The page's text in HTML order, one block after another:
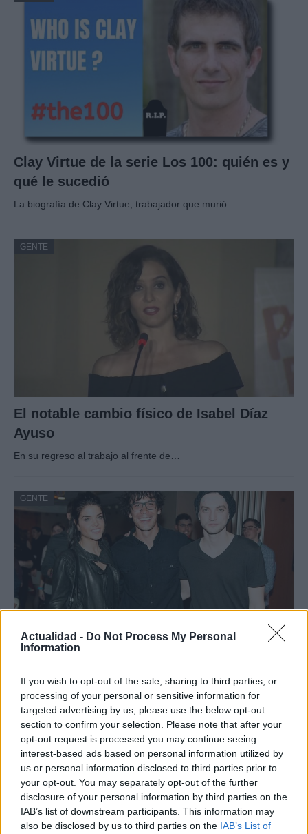
Actualidad - Do Not Process My Personal
Information
If you wish to opt-out of the sale, sharing to third parties, or
processing of your personal or sensitive information for
targeted advertising by us, please use the below opt-out
section to confirm your selection. Please note that after your
opt-out request is processed you may continue seeing
interest-based ads based on personal information utilized by
us or personal information disclosed to third parties prior to
your opt-out. You may separately opt-out of the further
disclosure of your personal information by third parties on the
IAB’s list of downstream participants. This information may
also be disclosed by us to third parties on the IAB’s List of
Clay Virtue de la serie Los 100: quién es y
qué le sucedió
La biografía de Clay Virtue, trabajador que murió…
GENTE
El notable cambio físico de Isabel Díaz
Ayuso
En su regreso al trabajo al frente de…
GENTE
durante la serie Los 100
La biografía de Chad Boyce que había muerto…
GENTE